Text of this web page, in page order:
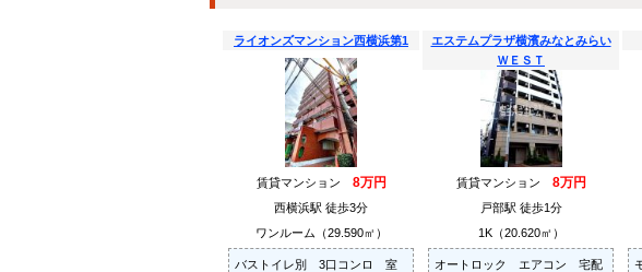
ライオンズマンション西横浜第1
賃貸マンション 8万円
西横浜駅 徒歩3分
ワンルーム（29.590㎡）
バストイレ別 3口コンロ 室
エステムプラザ横濱みなとみらい
ＷＥＳＴ
賃貸マンション 8万円
戸部駅 徒歩1分
1K（20.620㎡）
オートロック エアコン 宅配